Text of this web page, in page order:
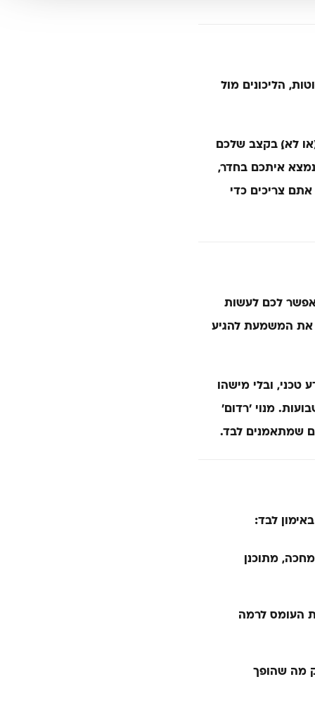
הליכונים מול
לא), בקצב שלכם
איתכם בחדר,
צריכים כדי
לכם לעשות
את המשמעת להגיע
טכני, ובלי מישהו
מנוי ׳רדום׳
שמתאמנים לבד.
לבד:
מתוכנן
העומס לרמה
מה שהופך